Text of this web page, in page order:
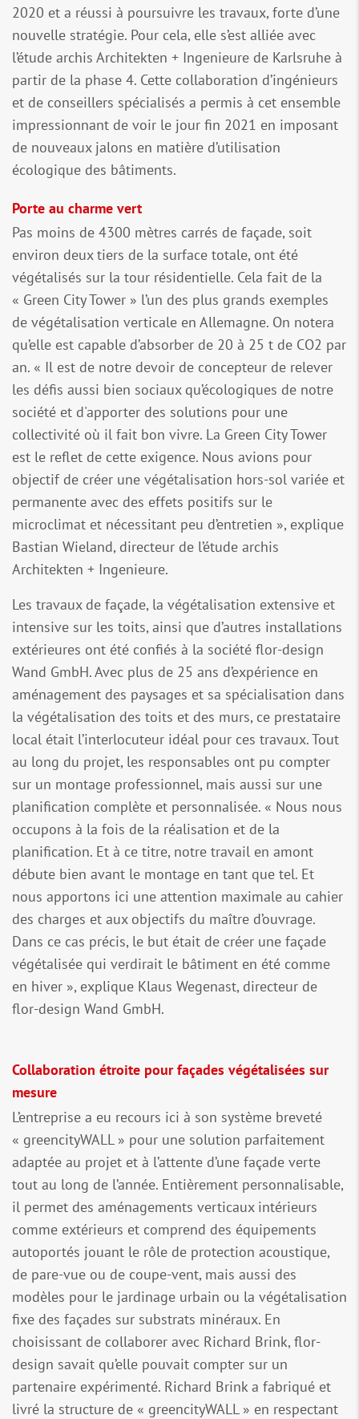
2020 et a réussi à poursuivre les travaux, forte d’une
nouvelle stratégie. Pour cela, elle s’est alliée avec
l’étude archis Architekten + Ingenieure de Karlsruhe à
partir de la phase 4. Cette collaboration d’ingénieurs
et de conseillers spécialisés a permis à cet ensemble
impressionnant de voir le jour fin 2021 en imposant
de nouveaux jalons en matière d’utilisation
écologique des bâtiments.
Porte au charme vert
Pas moins de 4300 mètres carrés de façade, soit
environ deux tiers de la surface totale, ont été
végétalisés sur la tour résidentielle. Cela fait de la
« Green City Tower » l’un des plus grands exemples
de végétalisation verticale en Allemagne. On notera
qu’elle est capable d’absorber de 20 à 25 t de CO2 par
an. « Il est de notre devoir de concepteur de relever
les défis aussi bien sociaux qu’écologiques de notre
société et d'apporter des solutions pour une
collectivité où il fait bon vivre. La Green City Tower
est le reflet de cette exigence. Nous avions pour
objectif de créer une végétalisation hors-sol variée et
permanente avec des effets positifs sur le
microclimat et nécessitant peu d’entretien », explique
Bastian Wieland, directeur de l’étude archis
Architekten + Ingenieure.
Les travaux de façade, la végétalisation extensive et
intensive sur les toits, ainsi que d’autres installations
extérieures ont été confiés à la société flor-design
Wand GmbH. Avec plus de 25 ans d’expérience en
aménagement des paysages et sa spécialisation dans
la végétalisation des toits et des murs, ce prestataire
local était l’interlocuteur idéal pour ces travaux. Tout
au long du projet, les responsables ont pu compter
sur un montage professionnel, mais aussi sur une
planification complète et personnalisée. « Nous nous
occupons à la fois de la réalisation et de la
planification. Et à ce titre, notre travail en amont
débute bien avant le montage en tant que tel. Et
nous apportons ici une attention maximale au cahier
des charges et aux objectifs du maître d’ouvrage.
Dans ce cas précis, le but était de créer une façade
végétalisée qui verdirait le bâtiment en été comme
en hiver », explique Klaus Wegenast, directeur de
flor-design Wand GmbH.
Collaboration étroite pour façades végétalisées sur
mesure
L’entreprise a eu recours ici à son système breveté
« greencityWALL » pour une solution parfaitement
adaptée au projet et à l’attente d’une façade verte
tout au long de l’année. Entièrement personnalisable,
il permet des aménagements verticaux intérieurs
comme extérieurs et comprend des équipements
autoportés jouant le rôle de protection acoustique,
de pare-vue ou de coupe-vent, mais aussi des
modèles pour le jardinage urbain ou la végétalisation
fixe des façades sur substrats minéraux. En
choisissant de collaborer avec Richard Brink, flor-
design savait qu’elle pouvait compter sur un
partenaire expérimenté. Richard Brink a fabriqué et
livré la structure de « greencityWALL » en respectant